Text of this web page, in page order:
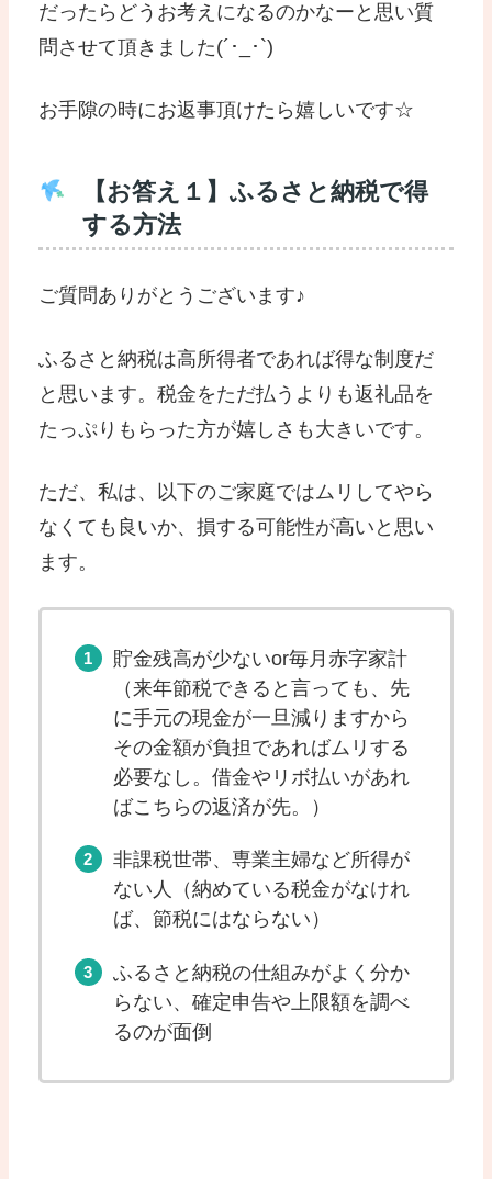
だったらどうお考えになるのかなーと思い質
問させて頂きました(´･_･`)
お手隙の時にお返事頂けたら嬉しいです☆
【お答え１】ふるさと納税で得
する方法
ご質問ありがとうございます♪
ふるさと納税は高所得者であれば得な制度だ
と思います。税金をただ払うよりも返礼品を
たっぷりもらった方が嬉しさも大きいです。
ただ、私は、以下のご家庭ではムリしてやら
なくても良いか、損する可能性が高いと思い
ます。
貯金残高が少ないor毎月赤字家計
（来年節税できると言っても、先
に手元の現金が一旦減りますから
その金額が負担であればムリする
必要なし。借金やリボ払いがあれ
ばこちらの返済が先。）
非課税世帯、専業主婦など所得が
ない人（納めている税金がなけれ
ば、節税にはならない）
ふるさと納税の仕組みがよく分か
らない、確定申告や上限額を調べ
るのが面倒